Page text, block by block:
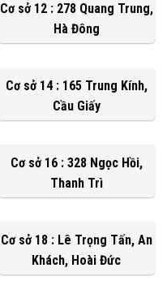
Cơ sở 12 : 278 Quang Trung,
Hà Đông
Cơ sở 14 : 165 Trung Kính,
Cầu Giấy
Cơ sở 16 : 328 Ngọc Hồi,
Thanh Trì
Cơ sở 18 : Lê Trọng Tấn, An
Khách, Hoài Đức